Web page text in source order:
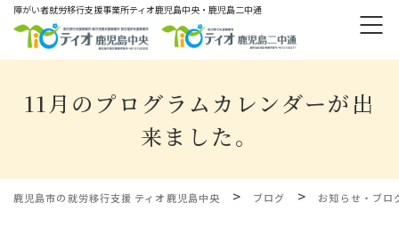
障がい者就労移⾏⽀援事業所ティオ⿅児島中央・鹿児島二中通
11月のプログラムカレンダーが出
来ました。
鹿児島市の就労移行支援 ティオ鹿児島中央 > ブログ > お知らせ・ブロ